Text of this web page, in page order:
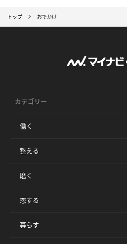
トップ おでかけ
カテゴリー
働く
整える
磨く
恋する
暮らす